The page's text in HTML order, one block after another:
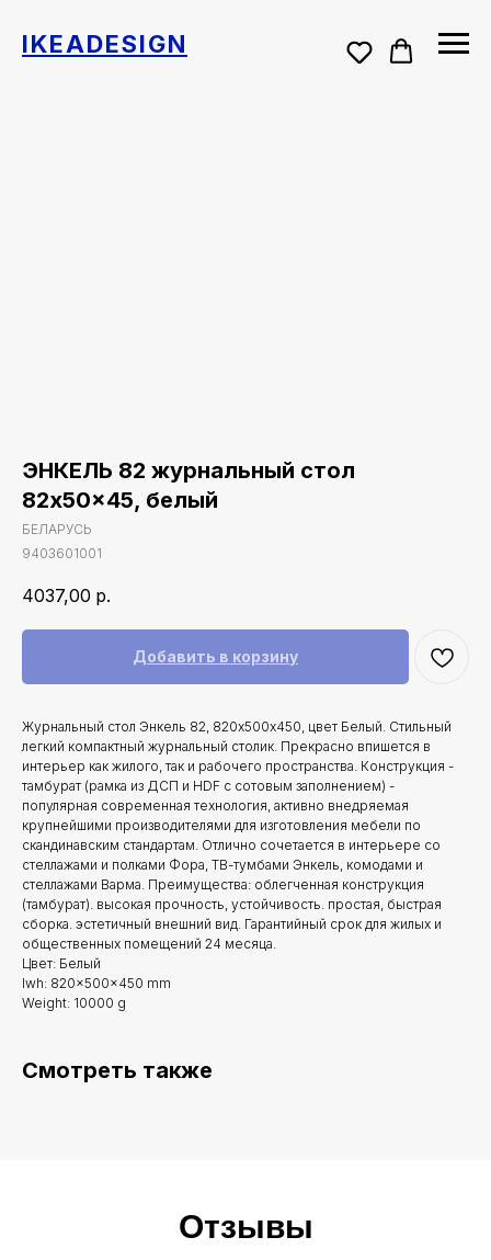
IKEADESIGN
ЭНКЕЛЬ 82 журнальный cтол
82x50x45, белый
БЕЛАРУСЬ
9403601001
4037,00 р.
Добавить в корзину
Журнальный стол Энкель 82, 820х500х450, цвет Белый. Стильный
легкий компактный журнальный столик. Прекрасно впишется в
интерьер как жилого, так и рабочего пространства. Конструкция -
тамбурат (рамка из ДСП и HDF с сотовым заполнением) -
популярная современная технология, активно внедряемая
крупнейшими производителями для изготовления мебели по
скандинавским стандартам. Отлично сочетается в интерьере со
стеллажами и полками Фора, ТВ-тумбами Энкель, комодами и
стеллажами Варма. Преимущества: облегченная конструкция
(тамбурат). высокая прочность, устойчивость. простая, быстрая
сборка. эстетичный внешний вид. Гарантийный срок для жилых и
общественных помещений 24 месяца.
Цвет: Белый
lwh: 820x500x450 mm
Weight: 10000 g
Смотреть также
Отзывы